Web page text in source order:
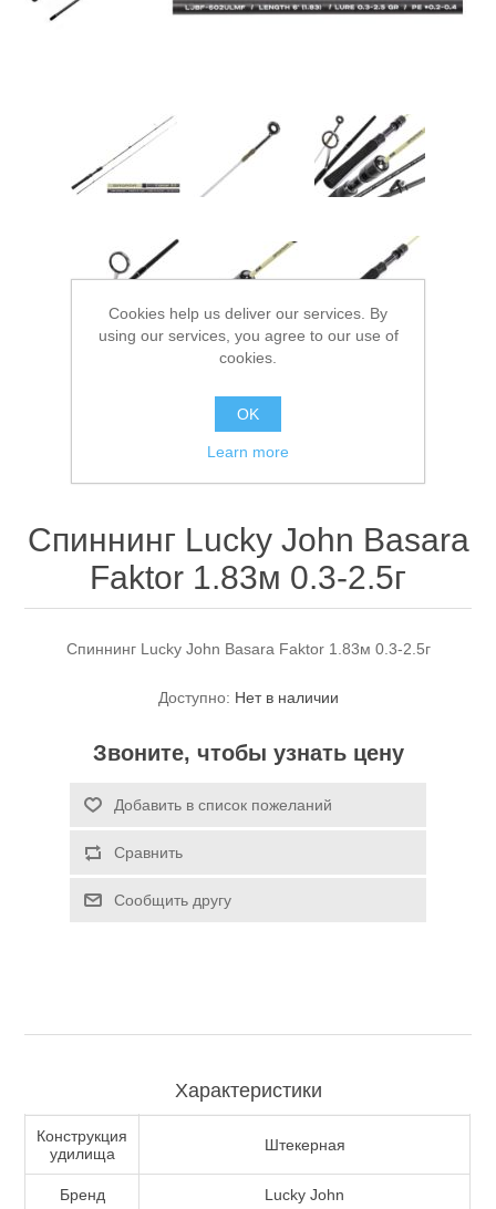
Аксессуары для лодок
Спасательные средства
Туризм и Активный отдых
Одежда/Обувь
Спиннинг Lucky John Basara
Faktor 1.83м 0.3-2.5г
Спиннинг Lucky John Basara Faktor 1.83м 0.3-2.5г
Доступно: Нет в наличии
Звоните, чтобы узнать цену
Добавить в список пожеланий
Сравнить
Сообщить другу
Характеристики
Конструкция
удилища
Штекерная
Бренд Lucky John
Cookies help us deliver our services. By
using our services, you agree to our use of
cookies.
OK
Learn more